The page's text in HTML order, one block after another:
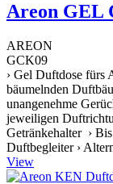
Areon GEL
AREON
GCK09
› Gel Duftdose fürs
bäumelnden
unangenehme
jeweiligen
Getränkehalter ›
Duftbegleiter ›
View